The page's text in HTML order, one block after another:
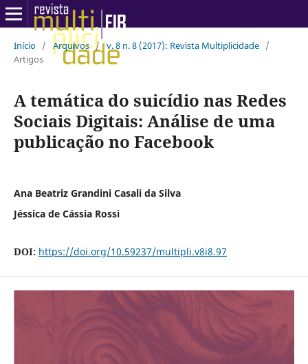
Início / Arquivos / v. 8 n. 8 (2017): Revista Multiplicidade /
Artigos
A temática do suicídio nas Redes
Sociais Digitais: Análise de uma
publicação no Facebook
Ana Beatriz Grandini Casali da Silva
Jéssica de Cássia Rossi
DOI: https://doi.org/10.59237/multipli.v8i8.97